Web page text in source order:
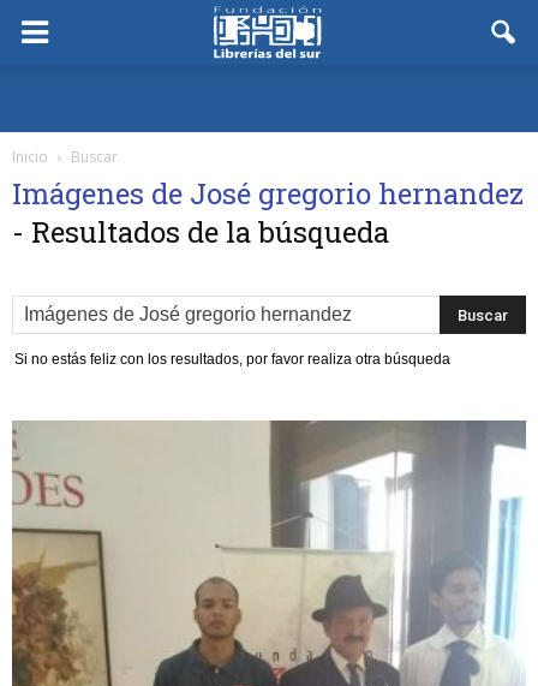
Inicio Buscar
Imágenes de José gregorio hernandez
- Resultados de la búsqueda
Si no estás feliz con los resultados, por favor realiza otra búsqueda